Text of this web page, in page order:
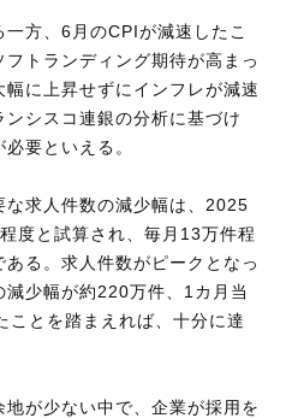
方、6月のCPIが減速したこ
トランディング期待が高まっ
に上昇せずにインフレが減速
シスコ連銀の分析に基づけ
要といえる。
求人件数の減少幅は、2025
度と試算され、毎月13万件程
る。求人件数がピークとなっ
少幅が約220万件、1カ月当
ことを踏まえれば、十分に達
が少ない中で、企業が採用を